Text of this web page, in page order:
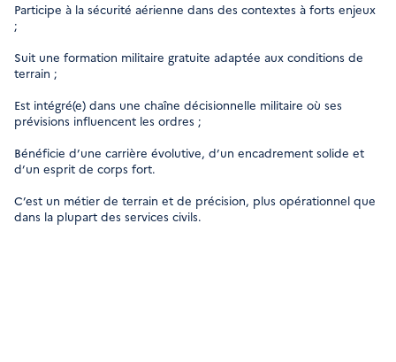
Participe à la sécurité aérienne dans des contextes à forts enjeux
;
Suit une formation militaire gratuite adaptée aux conditions de
terrain ;
Est intégré(e) dans une chaîne décisionnelle militaire où ses
prévisions influencent les ordres ;
Bénéficie d’une carrière évolutive, d’un encadrement solide et
d’un esprit de corps fort.
C’est un métier de terrain et de précision, plus opérationnel que
dans la plupart des services civils.